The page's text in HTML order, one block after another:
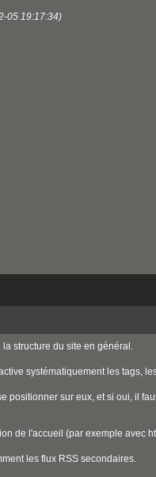
05 19:17:34)
structure du site en général.
systématiquement les tags,
positionner sur eux, et si oui, il
de l'accueil (par exemple avec
les flux RSS secondaires.